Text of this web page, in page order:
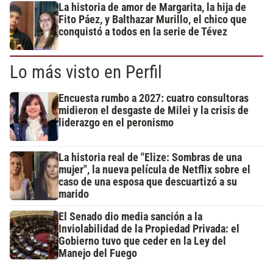
La historia de amor de Margarita, la hija de
Fito Páez, y Balthazar Murillo, el chico que
conquistó a todos en la serie de Tévez
Lo más visto en Perfil
Encuesta rumbo a 2027: cuatro consultoras
midieron el desgaste de Milei y la crisis de
liderazgo en el peronismo
La historia real de "Elize: Sombras de una
mujer", la nueva película de Netflix sobre el
caso de una esposa que descuartizó a su
marido
El Senado dio media sanción a la
Inviolabilidad de la Propiedad Privada: el
Gobierno tuvo que ceder en la Ley del
Manejo del Fuego